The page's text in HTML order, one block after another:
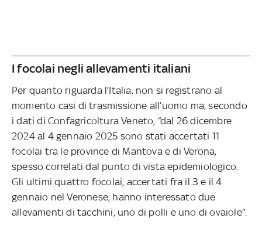
I focolai negli allevamenti italiani
Per quanto riguarda l’Italia, non si registrano al
momento casi di trasmissione all’uomo ma, secondo
i dati di Confagricoltura Veneto, “dal 26 dicembre
2024 al 4 gennaio 2025 sono stati accertati 11
focolai tra le province di Mantova e di Verona,
spesso correlati dal punto di vista epidemiologico.
Gli ultimi quattro focolai, accertati fra il 3 e il 4
gennaio nel Veronese, hanno interessato due
allevamenti di tacchini, uno di polli e uno di ovaiole”.